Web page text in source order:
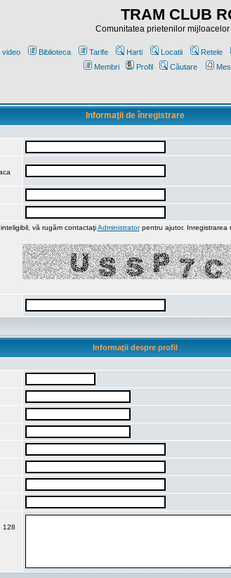
TRAM CLUB
Comunitatea prietenilor
video Biblioteca Tarife Harti Locatii Retele
Membri
Profil Căutare
Informaţii de înregistrare
vă rugăm contactaţiAdministratorpentru ajutor. Inregistrarea
Informaţii despre profil
128